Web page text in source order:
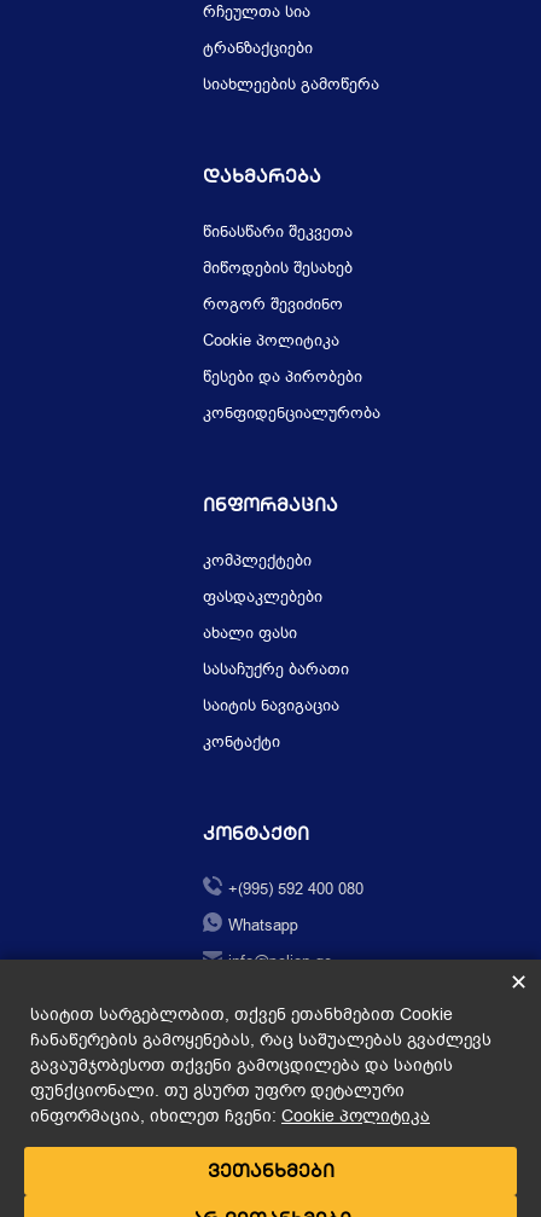
რჩეულთა სია
ტრანზაქციები
სიახლეების გამოწერა
Დახმარება
წინასწარი შეკვეთა
მიწოდების შესახებ
როგორ შევიძინო
Cookie პოლიტიკა
წესები და პირობები
კონფიდენციალურობა
Ინფორმაცია
კომპლექტები
ფასდაკლებები
ახალი ფასი
სასაჩუქრე ბარათი
საიტის ნავიგაცია
კონტაქტი
Კონტაქტი
+(995) 592 400 080
Whatsapp
info@pclion.ge
PCLION.GE © 2026 created by
საიტით სარგებლობით, თქვენ ეთანხმებით Cookie
ჩანაწერების გამოყენებას, რაც საშუალებას გვაძლევს
გავაუმჯობესოთ თქვენი გამოცდილება და საიტის
ფუნქციონალი. თუ გსურთ უფრო დეტალური
ინფორმაცია, იხილეთ ჩვენი: Cookie პოლიტიკა
ვეთანხმები
✕